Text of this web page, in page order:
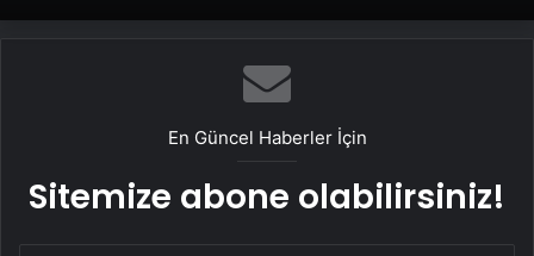
En Güncel Haberler İçin
Sitemize abone olabilirsiniz!